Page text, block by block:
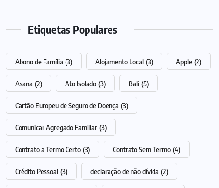
Etiquetas Populares
Abono de Família (3) Alojamento Local (3) Apple (2)
Asana (2) Ato Isolado (3) Bali (5)
Cartão Europeu de Seguro de Doença (3)
Comunicar Agregado Familiar (3)
Contrato a Termo Certo (3) Contrato Sem Termo (4)
Crédito Pessoal (3) declaração de não dívida (2)